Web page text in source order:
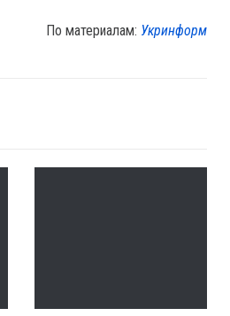
По материалам: Укринформ